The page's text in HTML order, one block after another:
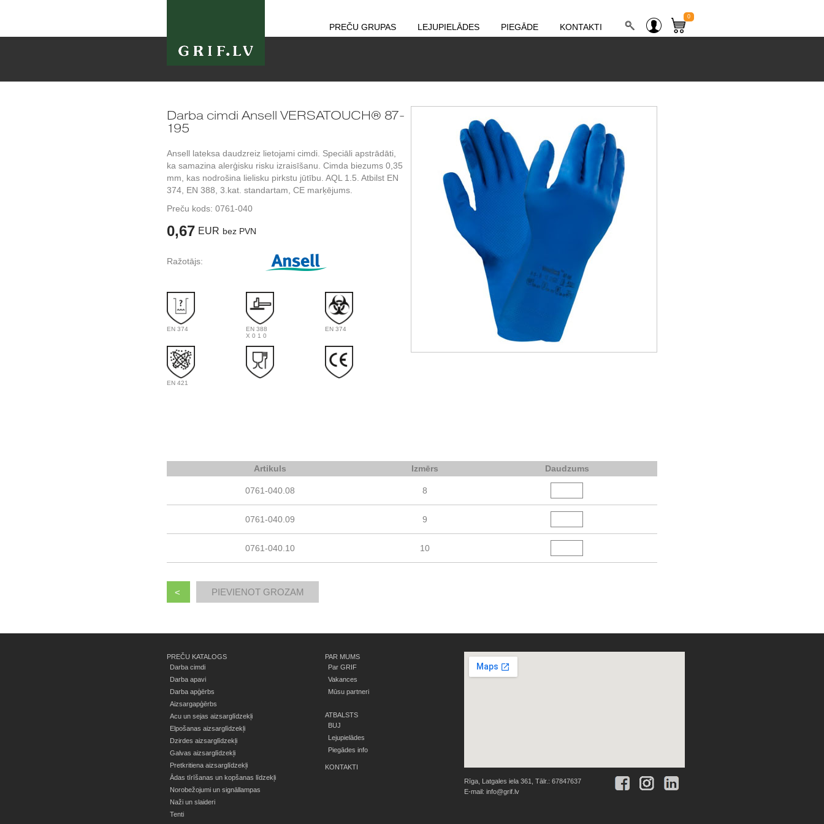
PREČU GRUPAS LEJUPIELĀDES PIEGĀDE KONTAKTI
0
Darba cimdi Ansell VERSATOUCH® 87-
195
Ansell lateksa daudzreiz lietojami cimdi. Speciāli apstrādāti,
ka samazina alerģisku risku izraisīšanu. Cimda biezums 0,35
mm, kas nodrošina lielisku pirkstu jūtību. AQL 1.5. Atbilst EN
374, EN 388, 3.kat. standartam, CE marķējums.
Preču kods: 0761-040
0,67 EUR bez PVN
Ražotājs:
EN 374
EN 388
X 0 1 0
EN 374
EN 421
Artikuls Izmērs Daudzums
0761-040.08 8
0761-040.09 9
0761-040.10 10
<
PREČU KATALOGS
Darba cimdi
Darba apavi
Darba apģērbs
Aizsargapģērbs
Acu un sejas aizsarglīdzekļi
Elpošanas aizsarglīdzekļi
Dzirdes aizsarglīdzekļi
Galvas aizsarglīdzekļi
Pretkritiena aizsarglīdzekļi
Ādas tīrīšanas un kopšanas līdzekļi
Norobežojumi un signāllampas
Naži un slaideri
Tenti
PAR MUMS
Par GRIF
Vakances
Mūsu partneri
ATBALSTS
BUJ
Lejupielādes
Piegādes info
KONTAKTI
Rīga, Latgales iela 361, Tālr.: 67847637
E-mail: info@grif.lv